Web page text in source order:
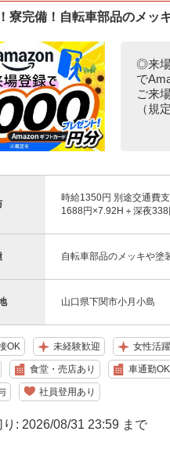
寮完備！自転車部品のメッ
◎来場
で
ご来
（規
時給1350円 別途交通費
1688円×7.92H＋深夜338
自転車部品のメッキや塗
山口県下関市小月小島
OK 未経験歓迎 女性活
食堂・売店あり 車通勤OK
社員登用あり
: 2026/08/31 23:59 まで